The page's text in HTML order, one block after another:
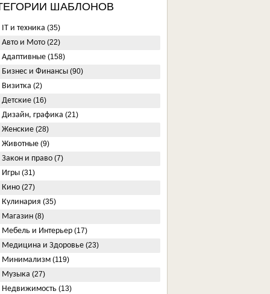
ШАБЛОНОВ
IT и техника (35)
Авто и Мото (22)
Адаптивные (158)
Бизнес и Финансы (90)
Визитка (2)
Детские (16)
Дизайн, графика (21)
Женские (28)
Животные (9)
Закон и право (7)
Игры (31)
Кино (27)
Кулинария (35)
Магазин (8)
Мебель и Интерьер (17)
Медицина и Здоровье (23)
Минимализм (119)
Музыка (27)
Недвижимость (13)